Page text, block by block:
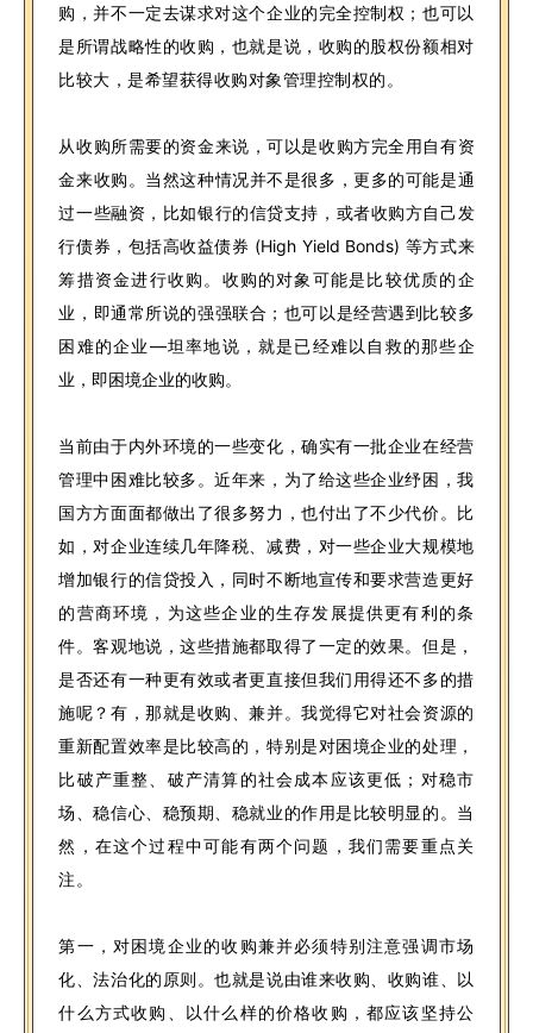
购，并不一定去谋求对这个企业的完全控制权；也可以
是所谓战略性的收购，也就是说，收购的股权份额相对
比较大，是希望获得收购对象管理控制权的。
从收购所需要的资金来说，可以是收购方完全用自有资
金来收购。当然这种情况并不是很多，更多的可能是通
过一些融资，比如银行的信贷支持，或者收购方自己发
行债券，包括高收益债券 (High Yield Bonds) 等方式来
筹措资金进行收购。收购的对象可能是比较优质的企
业，即通常所说的强强联合；也可以是经营遇到比较多
困难的企业—坦率地说，就是已经难以自救的那些企
业，即困境企业的收购。
当前由于内外环境的一些变化，确实有一批企业在经营
管理中困难比较多。近年来，为了给这些企业纾困，我
国方方面面都做出了很多努力，也付出了不少代价。比
如，对企业连续几年降税、减费，对一些企业大规模地
增加银行的信贷投入，同时不断地宣传和要求营造更好
的营商环境，为这些企业的生存发展提供更有利的条
件。客观地说，这些措施都取得了一定的效果。但是，
是否还有一种更有效或者更直接但我们用得还不多的措
施呢？有，那就是收购、兼并。我觉得它对社会资源的
重新配置效率是比较高的，特别是对困境企业的处理，
比破产重整、破产清算的社会成本应该更低；对稳市
场、稳信心、稳预期、稳就业的作用是比较明显的。当
然，在这个过程中可能有两个问题，我们需要重点关
注。
第一，对困境企业的收购兼并必须特别注意强调市场
化、法治化的原则。也就是说由谁来收购、收购谁、以
什么方式收购、以什么样的价格收购，都应该坚持公